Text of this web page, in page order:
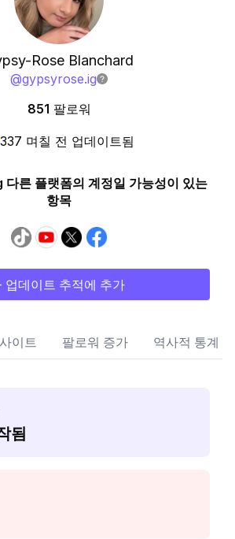
Rose Blanchard
@gypsyrose.ig
851 팔로워
337 며칠 전 업데이트됨
른 플랫폼의 계정일 가능성이 있는
항목
업데이트 추적에 추가
이트 팔로워 증가 역사적 통계
됨